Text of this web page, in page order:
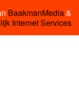
BaakmanMedia&
Internet Services